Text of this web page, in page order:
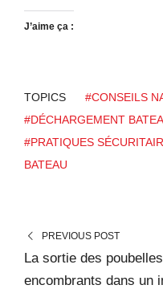
J’aime ça :
TOPICS
#CONSEILS
#DÉCHARGEMENT
#PRATIQUES
BATEAU
PREVIOUS POST
La sortie des
encombrants dans un